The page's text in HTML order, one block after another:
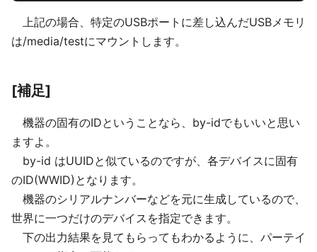
上記の場合、特定のUSBポートに差し込んだUSBメモリ
は/media/testにマウントします。
[補足]
機器の固有のIDということなら、by-idでもいいと思い
ますよ。
by-id はUUIDと似ているのですが、各デバイスに固有
のID(WWID)となります。
機器のシリアルナンバーなどを元に生成しているので、
世界に一つだけのデバイスを指定できます。
下の出力結果を見てもらってもわかるように、パーテイ